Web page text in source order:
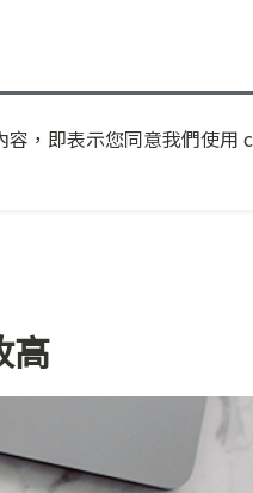
，即表示您同意我們使用
高